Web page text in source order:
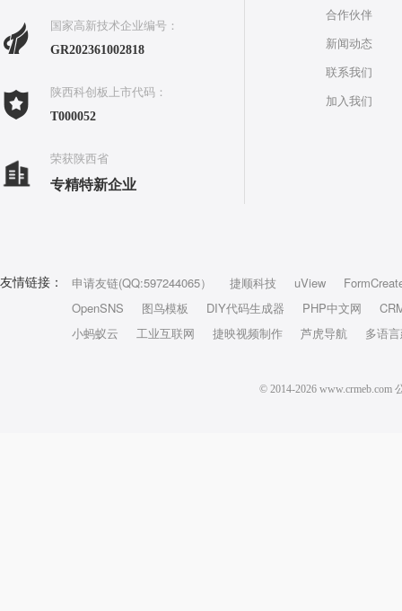
国家高新技术企业编号：
GR202361002818
陕西科创板上市代码：
T000052
荣获陕西省
专精特新企业
合作伙伴
新闻动态
联系我们
加入我们
友情链接： 申请友链(QQ:597244065） 捷顺科技 uView
OpenSNS
图鸟模板 DIY代码生成器 PHP中文网
小蚂蚁云
工业互联网 捷映视频制作 芦虎导航 多语
© 2014-2026